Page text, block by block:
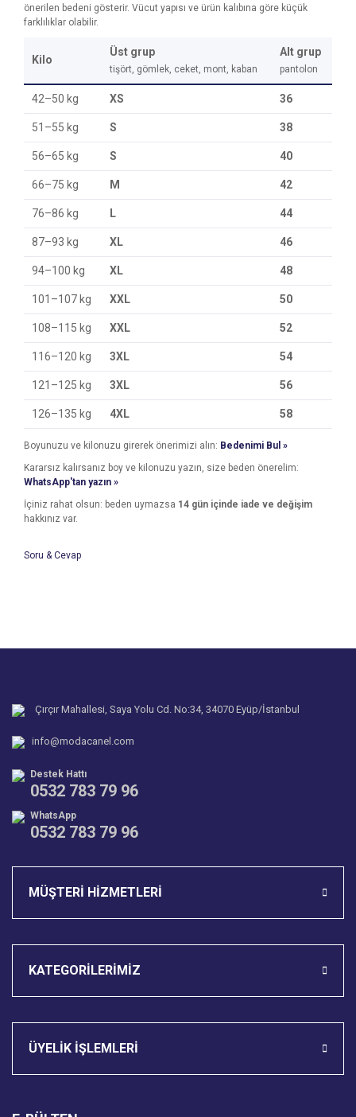
önerilen bedeni gösterir. Vücut yapısı ve ürün kalıbına göre küçük
farklılıklar olabilir.
Kilo
Üst grup
tişört, gömlek, ceket, mont, kaban
Alt grup
pantolon
42–50 kg XS 36
51–55 kg S 38
56–65 kg S 40
66–75 kg M 42
76–86 kg L 44
87–93 kg XL 46
94–100 kg XL 48
101–107 kg XXL 50
108–115 kg XXL 52
116–120 kg 3XL 54
121–125 kg 3XL 56
126–135 kg 4XL 58
Boyunuzu ve kilonuzu girerek önerimizi alın: Bedenimi Bul »
Kararsız kalırsanız boy ve kilonuzu yazın, size beden önerelim:
WhatsApp'tan yazın »
İçiniz rahat olsun: beden uymazsa 14 gün içinde iade ve değişim
hakkınız var.
Bu ürüne benzer farklı alternatifler olmalı.
Soru & Cevap
Çırçır Mahallesi, Saya Yolu Cd. No:34, 34070 Eyüp/İstanbul
info@modacanel.com
Destek Hattı
0532 783 79 96
WhatsApp
0532 783 79 96
MÜŞTERİ HİZMETLERİ
KATEGORİLERİMİZ
ÜYELİK İŞLEMLERİ